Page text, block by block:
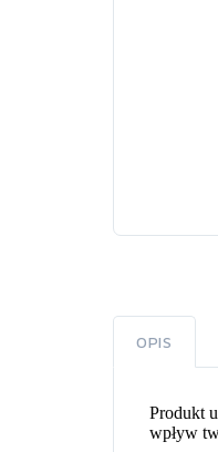
OPIS